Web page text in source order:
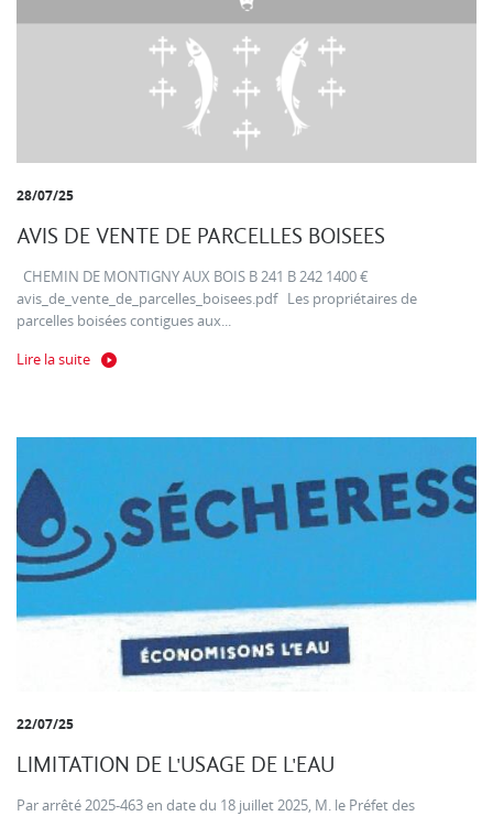
28/07/25
AVIS DE VENTE DE PARCELLES BOISEES
CHEMIN DE MONTIGNY AUX BOIS B 241 B 242 1400 €
avis_de_vente_de_parcelles_boisees.pdf Les propriétaires de
parcelles boisées contigues aux...
Lire la suite
22/07/25
LIMITATION DE L'USAGE DE L'EAU
Par arrêté 2025-463 en date du 18 juillet 2025, M. le Préfet des